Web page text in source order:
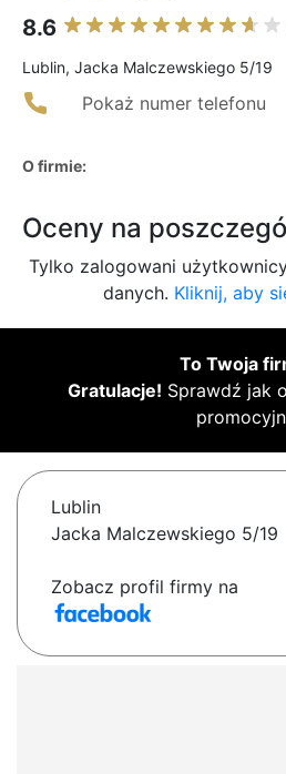
8.6
Lublin, Jacka Malczewskiego 5/19
Pokaż numer telefonu
O firmie:
Oceny na
Tylko zalogowani
danych. Kliknij, aby
To Twoja
Gratulacje! Sprawdź jak
Lublin
Jacka Malczewskiego 5/19
Zobacz profil firmy na